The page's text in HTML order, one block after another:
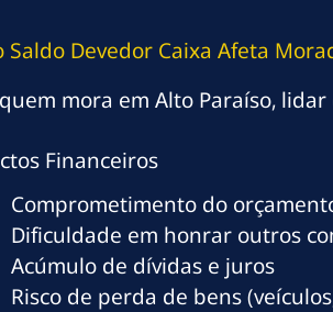
Saldo Devedor Caixa Afeta
mora em Alto Paraíso,
Financeiros
Comprometimento do
Dificuldade em honrar outros
Acúmulo de dívidas e juros
Risco de perda de bens